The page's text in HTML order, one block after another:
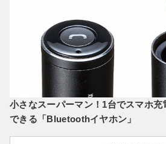
小さなスーパーマン！1台でスマホ
できる「Bluetoothイヤホン」